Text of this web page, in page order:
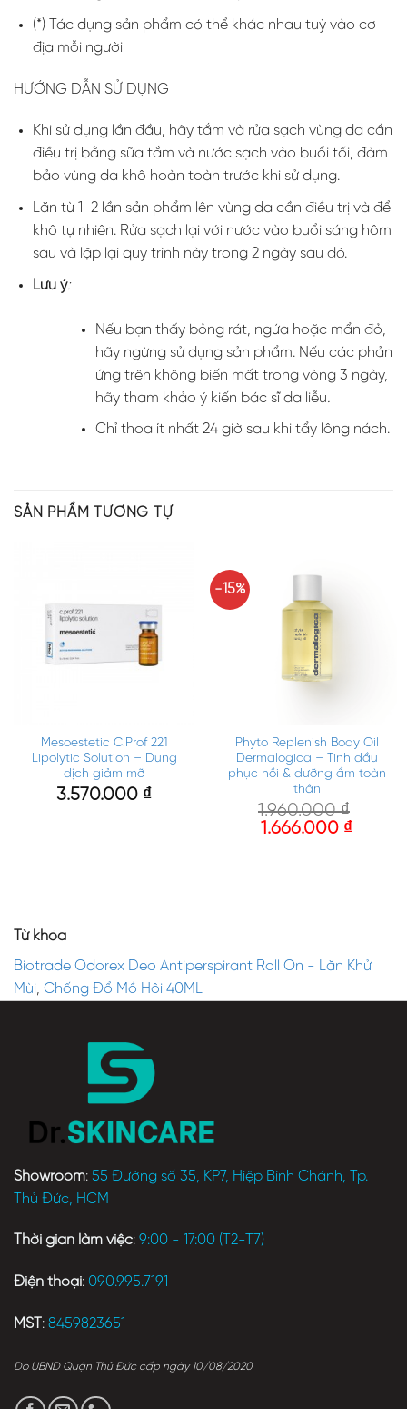
(*) Tác dụng sản phẩm có thể khác nhau tuỳ vào cơ
địa mỗi người
HƯỚNG DẪN SỬ DỤNG
Khi sử dụng lần đầu, hãy tắm và rửa sạch vùng da cần
điều trị bằng sữa tắm và nước sạch vào buổi tối, đảm
bảo vùng da khô hoàn toàn trước khi sử dụng.
Lăn từ 1-2 lần sản phẩm lên vùng da cần điều trị và để
khô tự nhiên. Rửa sạch lại với nước vào buổi sáng hôm
sau và lặp lại quy trình này trong 2 ngày sau đó.
Lưu ý:
Nếu bạn thấy bỏng rát, ngứa hoặc mẩn đỏ,
hãy ngừng sử dụng sản phẩm. Nếu các phản
ứng trên không biến mất trong vòng 3 ngày,
hãy tham khảo ý kiến bác sĩ da liễu.
Chỉ thoa ít nhất 24 giờ sau khi tẩy lông nách.
SẢN PHẨM TƯƠNG TỰ
Mesoestetic C.Prof 221
Lipolytic Solution – Dung
dịch giảm mỡ
3.570.000 ₫
-15%
Phyto Replenish Body Oil
Dermalogica – Tinh dầu
phục hồi & dưỡng ẩm toàn
thân
1.960.000₫
1.666.000 ₫
Từ khóa
Biotrade Odorex Deo Antiperspirant Roll On - Lăn Khử
Mùi, Chống Đổ Mồ Hôi 40ML
Showroom: 55 Đường số 35, KP7, Hiệp Bình Chánh, Tp.
Thủ Đức, HCM
Thời gian làm việc: 9:00 - 17:00 (T2-T7)
Điện thoại: 090.995.7191
MST : 8459823651
Do UBND Quận Thủ Đức cấp ngày 10/08/2020